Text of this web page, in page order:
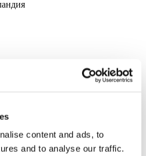
content and ads, to
and to analyse our traffic.